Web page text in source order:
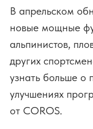
В апрельском
новые мощные
альпинистов,
других
узнать больше о
улучшениях
от COROS.